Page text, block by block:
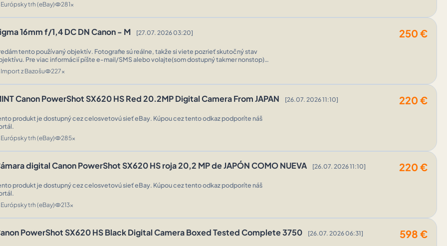
Európsky trh (eBay)visibility281x
16mm f/1,4 DC DN Canon - M [27.07. 2026 03:20] 250 €
tento používaný objektív. Fotografie sú reálne, takže si viete pozrieť skutočný stav
Pre viac informácií píšte e-mail/SMS alebo volajte(som dostupný takmer nonstop).
Import z Bazošuvisibility227x
Canon PowerShot SX620 HS Red 20.2MP Digital Camera From JAPAN [26.07. 2026 11:10] 220 €
produkt je dostupný cez celosvetovú sieť eBay. Kúpou cez tento odkaz podporíte náš
Európsky trh (eBay)visibility285x
digital Canon PowerShot SX620 HS roja 20,2 MP de JAPÓN COMO NUEVA [26.07. 2026 11:10] 220 €
produkt je dostupný cez celosvetovú sieť eBay. Kúpou cez tento odkaz podporíte náš
Európsky trh (eBay)visibility213x
PowerShot SX620 HS Black Digital Camera Boxed Tested Complete 3750 [26.07. 2026 06:31] 598 €